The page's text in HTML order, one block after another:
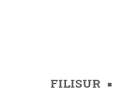
FILISUR